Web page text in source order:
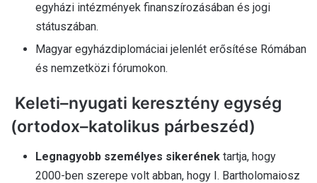
egyházi intézmények finanszírozásában és jogi
státuszában.
Magyar egyházdiplomáciai jelenlét erősítése Rómában
és nemzetközi fórumokon.
Keleti–nyugati keresztény egység
(ortodox–katolikus párbeszéd)
Legnagyobb személyes sikerének tartja, hogy
2000-ben szerepe volt abban, hogy I. Bartholomaiosz